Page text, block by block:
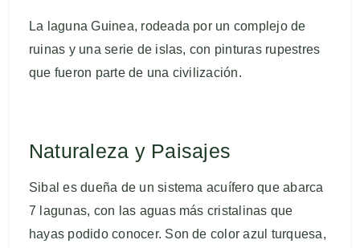
La laguna Guinea, rodeada por un complejo de
ruinas y una serie de islas, con pinturas rupestres
que fueron parte de una civilización.
Naturaleza y Paisajes
Sibal es dueña de un sistema acuífero que abarca
7 lagunas, con las aguas más cristalinas que
hayas podido conocer. Son de color azul turquesa,